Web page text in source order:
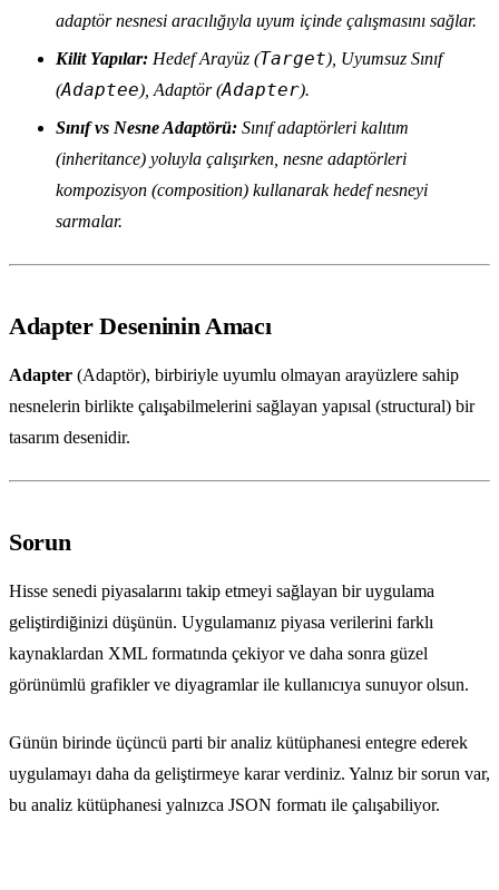
adaptör nesnesi aracılığıyla uyum içinde çalışmasını sağlar.
Kilit Yapılar: Hedef Arayüz (Target), Uyumsuz Sınıf
(Adaptee), Adaptör (Adapter).
Sınıf vs Nesne Adaptörü: Sınıf adaptörleri kalıtım
(inheritance) yoluyla çalışırken, nesne adaptörleri
kompozisyon (composition) kullanarak hedef nesneyi
sarmalar.
Adapter Deseninin Amacı
Adapter (Adaptör), birbiriyle uyumlu olmayan arayüzlere sahip
nesnelerin birlikte çalışabilmelerini sağlayan yapısal (structural) bir
tasarım desenidir.
Sorun
Hisse senedi piyasalarını takip etmeyi sağlayan bir uygulama
geliştirdiğinizi düşünün. Uygulamanız piyasa verilerini farklı
kaynaklardan XML formatında çekiyor ve daha sonra güzel
görünümlü grafikler ve diyagramlar ile kullanıcıya sunuyor olsun.
Günün birinde üçüncü parti bir analiz kütüphanesi entegre ederek
uygulamayı daha da geliştirmeye karar verdiniz. Yalnız bir sorun var,
bu analiz kütüphanesi yalnızca JSON formatı ile çalışabiliyor.